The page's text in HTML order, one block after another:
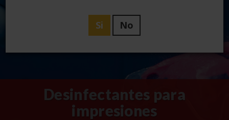
Desinfectantes para
impresiones
Si No